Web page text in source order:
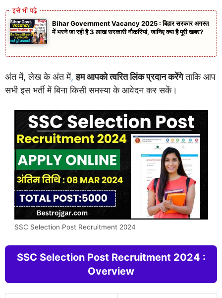
Bihar Government Vacancy 2025 : बिहार सरकार अगस्त
में भरने जा रही है 3 लाख सरकारी नौकरियां, जानिए क्या है पूरी खबर?
अंत में, लेख के अंत में, हम आपको त्वरित लिंक प्रदान करेंगेताकि आप
सभी इस भर्ती में बिना किसी समस्या के आवेदन कर सकें।
SSC Selection Post Recruitment 2024
SSC Selection Post Recruitment 2024 :
Overview